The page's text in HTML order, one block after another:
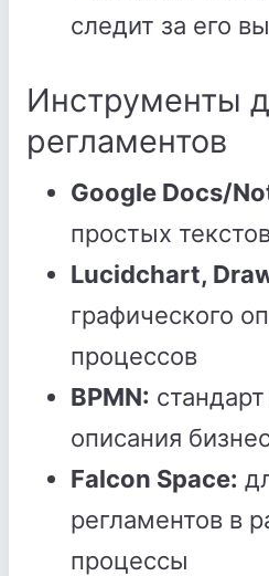
следит за его
Инструменты
регламентов
Google Docs/
простых
Lucidchart,
графического
процессов
BPMN:
описания
Falcon Space:
регламентов в
процессы